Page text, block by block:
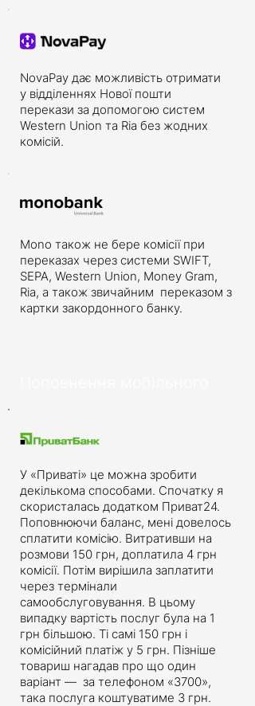
NovaPay дає можливість отримати
у відділеннях Нової пошти
перекази за допомогою систем
Western Union та Ria без жодних
комісій.
Мono також не бере комісії при
переказах через системи SWIFT,
SEPA, Western Union, Money Gram,
Ria, а також звичайним переказом з
картки закордонного банку.
У «Приваті» це можна зробити
декількома способами. Спочатку я
скористалась додатком Приват24.
Поповнюючи баланс, мені довелось
сплатити комісію. Витративши на
розмови 150 грн, доплатила 4 грн
комісії. Потім вирішила заплатити
через термінали
самообслуговування. В цьому
випадку вартість послуг була на 1
грн більшою. Ті самі 150 грн і
комісійний платіж у 5 грн. Пізніше
товариш нагадав про що один
варіант — за телефоном «3700»,
така послуга коштуватиме 3 грн.